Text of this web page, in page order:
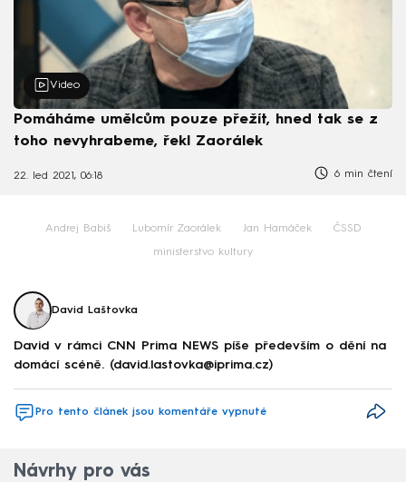
Video
Pomáháme umělcům pouze přežít, hned tak se z
toho nevyhrabeme, řekl Zaorálek
22. led 2021, 06:18 6 min čtení
Andrej Babiš Lubomír Zaorálek Jan Hamáček ČSSD
ministerstvo kultury
David Laštovka
David v rámci CNN Prima NEWS píše především o dění na
domácí scéně. (david.lastovka@iprima.cz)
Pro tento článek jsou komentáře vypnuté
Návrhy pro vás